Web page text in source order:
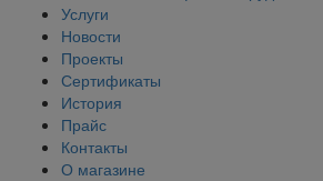
Услуги
Новости
Проекты
Сертификаты
История
Прайс
Контакты
О магазине